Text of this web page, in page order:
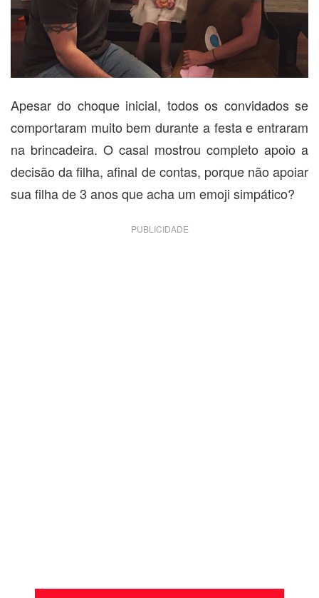
Apesar do choque inicial, todos os convidados se
comportaram muito bem durante a festa e entraram
na brincadeira. O casal mostrou completo apoio a
decisão da filha, afinal de contas, porque não apoiar
sua filha de 3 anos que acha um emoji simpático?
PUBLICIDADE